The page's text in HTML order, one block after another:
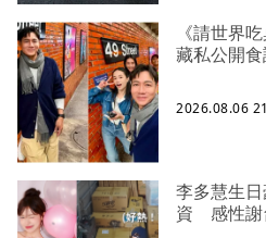
《請世界
藏私公開
2026.08.06
李多慧生
資 感性謝